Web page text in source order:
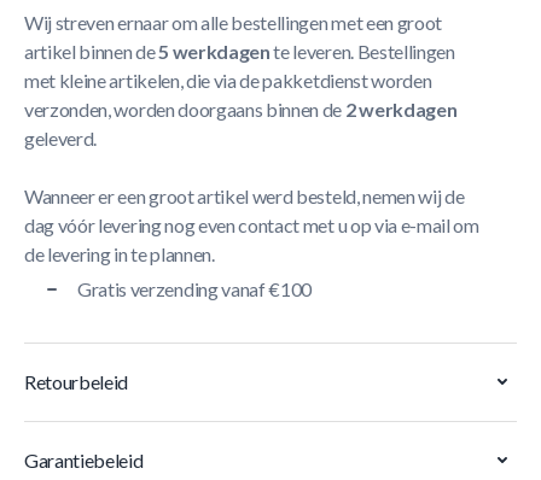
Wij streven ernaar om alle bestellingen met een groot
artikel binnen de5 werkdagente leveren. Bestellingen
met kleine artikelen, die via de pakketdienst worden
verzonden, worden doorgaans binnen de 2 werkdagen
geleverd.
Wanneer er een groot artikel werd besteld, nemen wij de
dag vóór levering nog even contact met u op via e-mail om
de levering in te plannen.
Gratis verzending vanaf €100
Retourbeleid
Garantiebeleid